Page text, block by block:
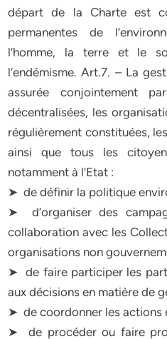
départ de la Charte est
permanentes de
l’homme, la terre et le
l’endémisme. Art.7. – La
assurée conjointement
décentralisées, les
régulièrement constituées,
ainsi que tous les
notamment à l’Etat :
➤ de définir la politique
➤ d’organiser des
collaboration avec les
organisations non
➤ de faire participer les
aux décisions en matière de
➤ de coordonner les actions
➤ de procéder ou faire